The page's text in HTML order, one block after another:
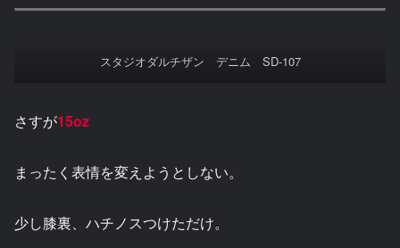
スタジオダルチザン デニム SD-107
さすが15oz
まったく表情を変えようとしない。
少し膝裏、ハチノスつけただけ。